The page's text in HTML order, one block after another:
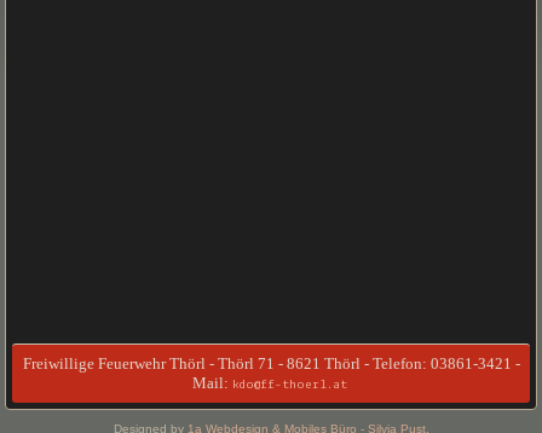
Freiwillige Feuerwehr Thörl - Thörl 71 - 8621 Thörl - Telefon: 03861-3421 -
Mail: kdo@ff-thoerl.at
Designed by 1a Webdesign & Mobiles Büro - Silvia Pust.